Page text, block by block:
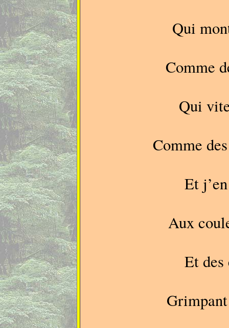
Qui
Comme
Qui
Comme
Et
Aux
Et des
Grimpant